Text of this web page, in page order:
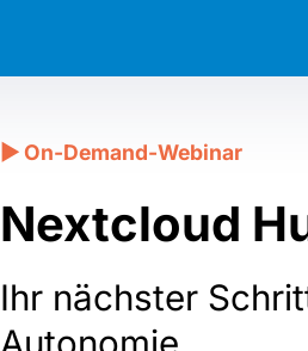
Nextcloud
Ihr nächster